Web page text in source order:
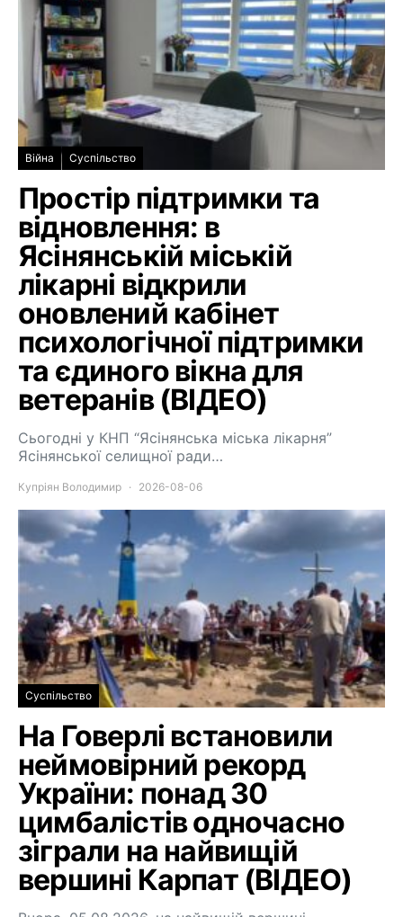
Війна Суспільство
Простір підтримки та
відновлення: в
Ясінянській міській
лікарні відкрили
оновлений кабінет
психологічної підтримки
та єдиного вікна для
ветеранів (ВІДЕО)
Сьогодні у КНП “Ясінянська міська лікарня”
Ясінянської селищної ради…
Купріян Володимир 2026-08-06
Суспільство
На Говерлі встановили
неймовірний рекорд
України: понад 30
цимбалістів одночасно
зіграли на найвищій
вершині Карпат (ВІДЕО)